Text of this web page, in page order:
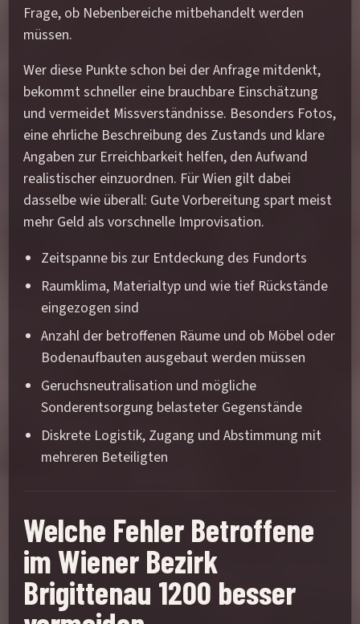
Frage, ob Nebenbereiche mitbehandelt werden
müssen.
Wer diese Punkte schon bei der Anfrage mitdenkt,
bekommt schneller eine brauchbare Einschätzung
und vermeidet Missverständnisse. Besonders Fotos,
eine ehrliche Beschreibung des Zustands und klare
Angaben zur Erreichbarkeit helfen, den Aufwand
realistischer einzuordnen. Für Wien gilt dabei
dasselbe wie überall: Gute Vorbereitung spart meist
mehr Geld als vorschnelle Improvisation.
Zeitspanne bis zur Entdeckung des Fundorts
Raumklima, Materialtyp und wie tief Rückstände
eingezogen sind
Anzahl der betroffenen Räume und ob Möbel oder
Bodenaufbauten ausgebaut werden müssen
Geruchsneutralisation und mögliche
Sonderentsorgung belasteter Gegenstände
Diskrete Logistik, Zugang und Abstimmung mit
mehreren Beteiligten
Welche Fehler Betroffene
im Wiener Bezirk
Brigittenau 1200 besser